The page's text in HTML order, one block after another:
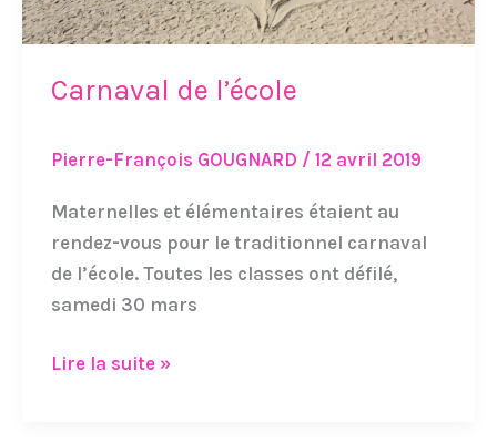
Carnaval de l’école
Pierre-François GOUGNARD / 12 avril 2019
Maternelles et élémentaires étaient au
rendez-vous pour le traditionnel carnaval
de l’école. Toutes les classes ont défilé,
samedi 30 mars
Lire la suite »